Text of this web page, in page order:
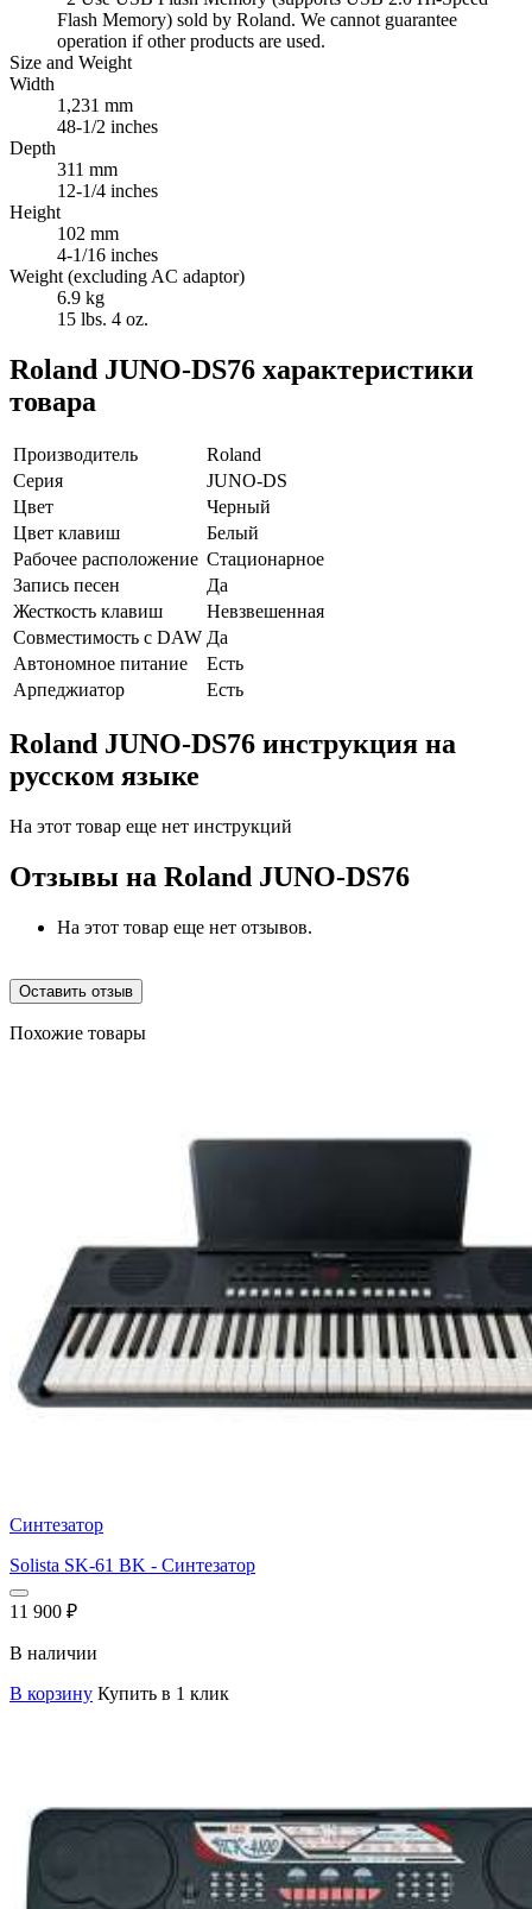
Flash Memory) sold by Roland. We cannot guarantee
operation if other products are used.
Size and Weight
Width
1,231 mm
48-1/2 inches
Depth
311 mm
12-1/4 inches
Height
102 mm
4-1/16 inches
Weight (excluding AC adaptor)
6.9 kg
15 lbs. 4 oz.
Roland JUNO-DS76 характеристики
товара
Производитель
Roland
Серия
JUNO-DS
Цвет
Черный
Цвет клавиш
Белый
Рабочее расположение Стационарное
Запись песен
Да
Жесткость клавиш
Невзвешенная
Совместимость с DAW Да
Автономное питание
Есть
Арпеджиатор
Есть
Roland JUNO-DS76 инструкция на
русском языке
На этот товар еще нет инструкций
Отзывы на Roland JUNO-DS76
На этот товар еще нет отзывов.
Оставить отзыв
Похожие товары
Синтезатор
Solista SK-61 BK - Синтезатор
11 900 ₽
В наличии
В корзину Купить в 1 клик